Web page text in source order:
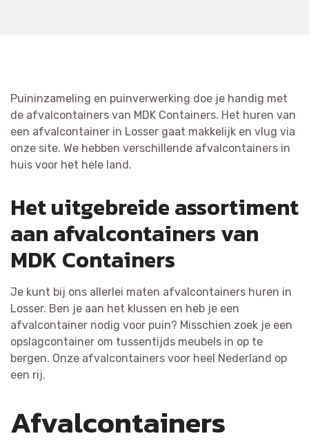
Puininzameling en puinverwerking doe je handig met
de afvalcontainers van MDK Containers. Het huren van
een afvalcontainer in Losser gaat makkelijk en vlug via
onze site. We hebben verschillende afvalcontainers in
huis voor het hele land.
Het uitgebreide assortiment
aan afvalcontainers van
MDK Containers
Je kunt bij ons allerlei maten afvalcontainers huren in
Losser. Ben je aan het klussen en heb je een
afvalcontainer nodig voor puin? Misschien zoek je een
opslagcontainer om tussentijds meubels in op te
bergen. Onze afvalcontainers voor heel Nederland op
een rij.
Afvalcontainers